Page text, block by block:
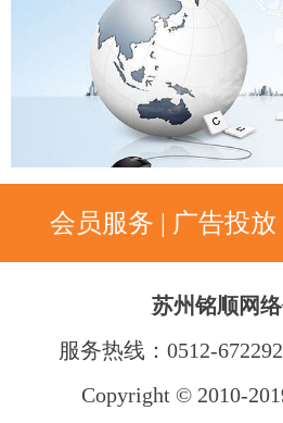
会员服务 | 广告投放
苏州铭顺网
服务热线：0512-
Copyright © 2010-